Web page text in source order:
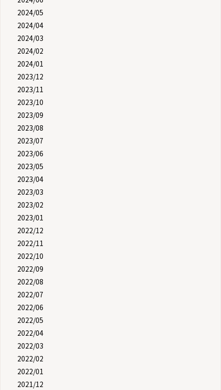
2024/05
2024/04
2024/03
2024/02
2024/01
2023/12
2023/11
2023/10
2023/09
2023/08
2023/07
2023/06
2023/05
2023/04
2023/03
2023/02
2023/01
2022/12
2022/11
2022/10
2022/09
2022/08
2022/07
2022/06
2022/05
2022/04
2022/03
2022/02
2022/01
2021/12